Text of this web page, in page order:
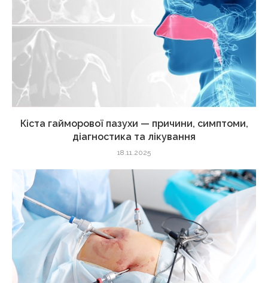
Кіста гайморової пазухи — причини, симптоми,
діагностика та лікування
18.11.2025